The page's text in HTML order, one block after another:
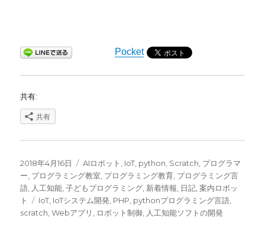
Pocket
共有:
共有
投
稿
日:
2018年4月16日
カ
テ
ゴ
リ
ー
AIロボット IoT python Scratch プログラマ
ー プログラミング教室 プログラミング教育 プログラミング言
語 人工知能 ,子どもプログラミング 新着情報 日記 ,案内ロボッ
ト
タ
グ
IoT IoTシステム開発 PHP pythonプログラミング言語
scratch ,Webアプリ ロボット制御 人工知能ソフトの開発